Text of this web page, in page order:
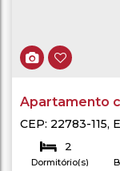
Apartamento
Condomínio
Rio de Janeiro
CEP: 22783-115,
2
Dormitório(s)